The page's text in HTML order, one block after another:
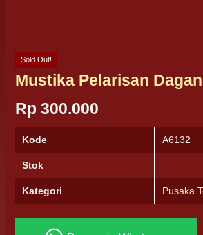
Sold Out!
Mustika Pelarisan
Rp 300.000
Kode A6132
Stok
Kategori Pusaka